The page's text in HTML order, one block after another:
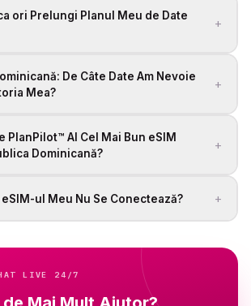
ori Prelungi Planul Meu de Date
+
De Câte Date Am Nevoie
Mea?
+
PlanPilot™ AI Cel Mai Bun eSIM
Dominicană?
+
eSIM-ul Meu Nu Se Conectează? +
LIVE 24/7